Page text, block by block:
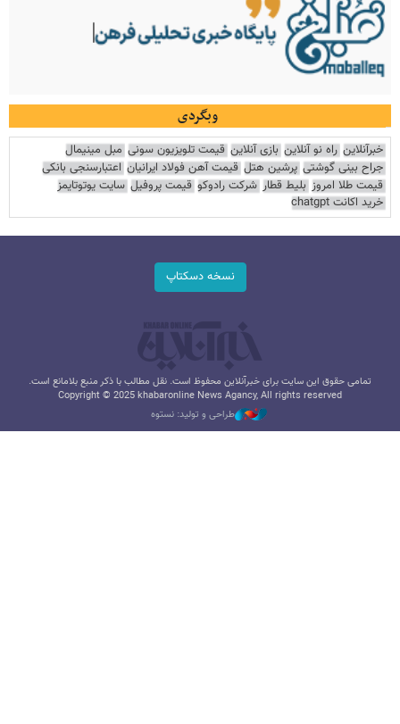
وبگردی
خبرآنلاین راه نو آنلاین بازی آنلاین قیمت تلویزیون سونی مبل مینیمال
جراح بینی گوشتی پرشین هتل قیمت آهن فولاد ایرانیان اعتبارسنجی بانکی
قیمت طلا امروز بلیط قطار شرکت رادوکو قیمت پروفیل سایت یوتوتایمز
خرید اکانت chatgpt
نسخه دسکتاپ
تمامی حقوق این سایت برای خبرآنلاین محفوظ است. نقل مطالب با ذکر منبع بلامانع است.
Copyright © 2025 khabaronline News Agancy, All rights reserved
طراحی و تولید: نستوه